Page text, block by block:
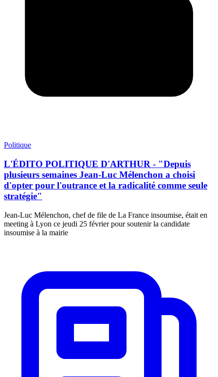
Politique
L'ÉDITO POLITIQUE D'ARTHUR - "Depuis
plusieurs semaines Jean-Luc Mélenchon a choisi
d'opter pour l'outrance et la radicalité comme seule
stratégie"
Jean-Luc Mélenchon, chef de file de La France insoumise, était en
meeting à Lyon ce jeudi 25 février pour soutenir la candidate
insoumise à la mairie